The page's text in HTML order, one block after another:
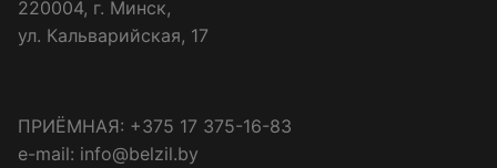
220004, г. Минск,
ул. Кальварийская, 17
ПРИЁМНАЯ: +375 17 375-16-83
e-mail: info@belzil.by